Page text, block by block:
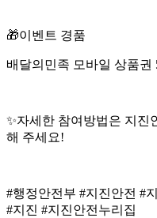
🎁이벤트 경품
배달의민족 모바일 상품권
✨자세한 참여방법은 지진
해 주세요!
#행정안전부 #지진안전 #
#지진 #지진안전누리집